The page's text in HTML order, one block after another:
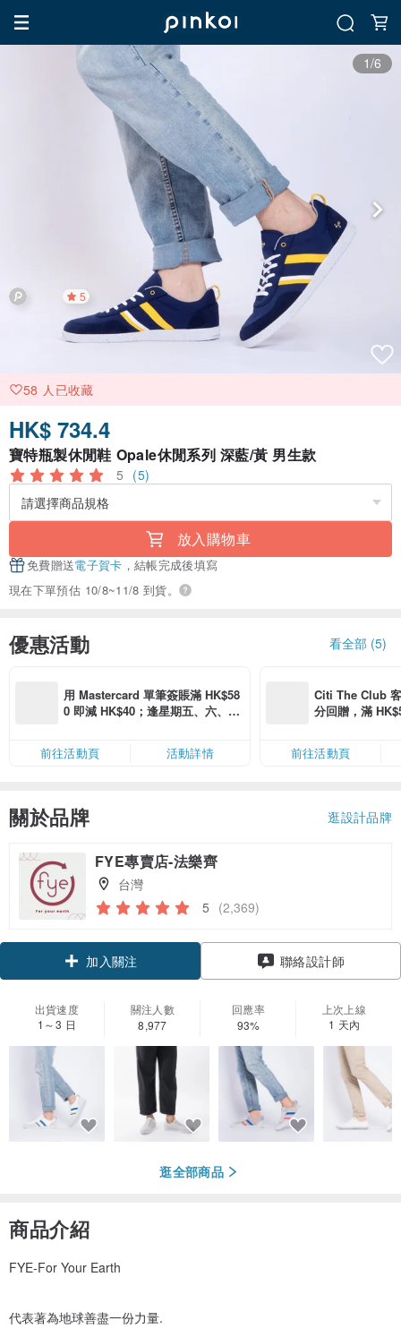
1/6
5
58 人已收藏
HK$ 734.4
寶特瓶製休閒鞋 Opale休閒系列 深藍/黃 男生款
5 (5)
放入購物車
免費贈送電子賀卡 ，結帳完成後填寫
現在下單預估 10/8~11/8 到貨。
優惠活動 看全部 (5)
用 Mastercard 單筆簽賬滿 HK$58
0 即減 HK$40；逢星期五、六、日
卡」結帳）
前往活動頁 活動詳情
Citi The Club
分回贈，滿
前往活動頁
關於品牌 逛設計品牌
FYE專賣店-法樂齊
台灣
5 (2,369)
加入關注 聯絡設計師
出貨速度
1～3 日
關注人數
8,977
回應率
93%
上次上線
1 天內
逛全部商品
商品介紹
FYE-For Your Earth
代表著為地球善盡一份力量.